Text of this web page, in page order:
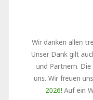
Wir danken allen
Unser Dank gilt
und Partnern.
uns. Wir freuen
2026! Auf ein